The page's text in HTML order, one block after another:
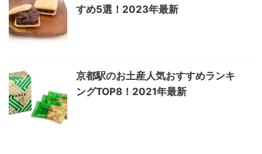
すめ5選！2023年最新
京都駅のお土産人気おすすめランキ
ングTOP8！2021年最新